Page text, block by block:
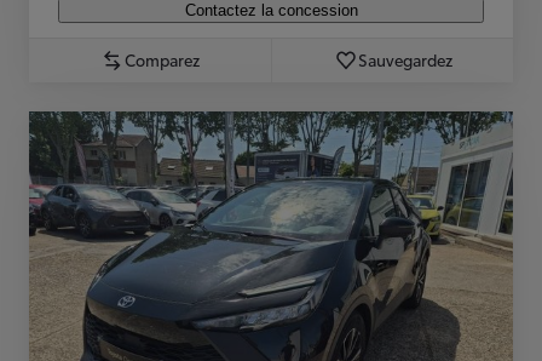
Contactez la concession
Comparez Sauvegardez